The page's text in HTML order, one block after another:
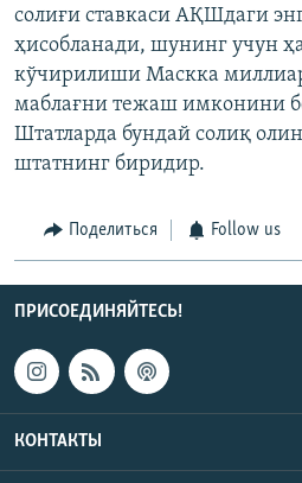
солиғи ставкаси АҚШдаги
ҳисобланади, шунинг учун
кўчирилиши Маскка
маблағни тежаш имконини
Штатларда бундай солиқ
штатнинг биридир.
Поделиться Follow us
ПРИСОЕДИНЯЙТЕСЬ!
КОНТАКТЫ